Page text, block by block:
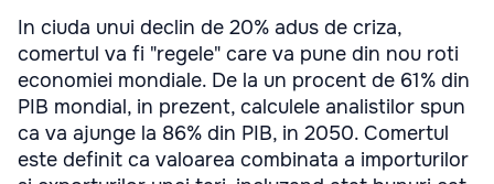
In ciuda unui declin de 20% adus de criza,
comertul va fi "regele" care va pune din nou roti
economiei mondiale. De la un procent de 61% din
PIB mondial, in prezent, calculele analistilor spun
ca va ajunge la 86% din PIB, in 2050. Comertul
este definit ca valoarea combinata a importurilor